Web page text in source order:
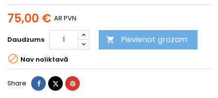
75,00 € AR PVN
Daudzums  Pievienot grozam
 Nav noliktavā
Share ShareTweetPinterest